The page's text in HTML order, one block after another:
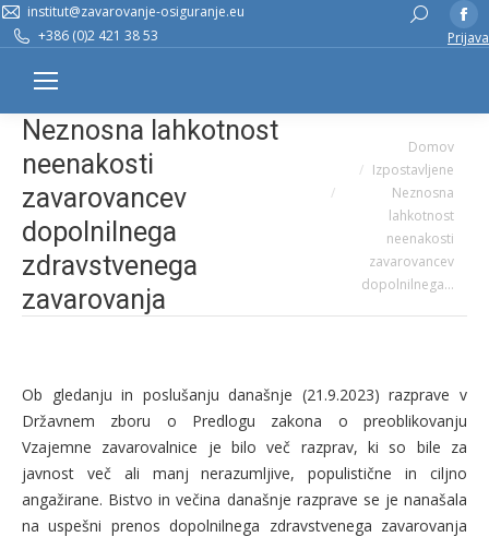
institut@zavarovanje-osiguranje.eu
+386 (0)2 421 38 53
Search:
Prijava
Neznosna lahkotnost
neenakosti
zavarovancev
dopolnilnega
zdravstvenega
zavarovanja
Domov
Izpostavljene
Neznosna
lahkotnost
neenakosti
zavarovancev
dopolnilnega…
Ob gledanju in poslušanju današnje (21.9.2023) razprave v
Državnem zboru o Predlogu zakona o preoblikovanju
Vzajemne zavarovalnice je bilo več razprav, ki so bile za
javnost več ali manj nerazumljive, populistične in ciljno
angažirane. Bistvo in večina današnje razprave se je nanašala
na uspešni prenos dopolnilnega zdravstvenega zavarovanja